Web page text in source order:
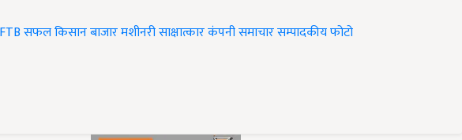
सफल किसानबाजारमशीनरीसाक्षात्कारकंपनी समाचारसम्पादकीयफोटो